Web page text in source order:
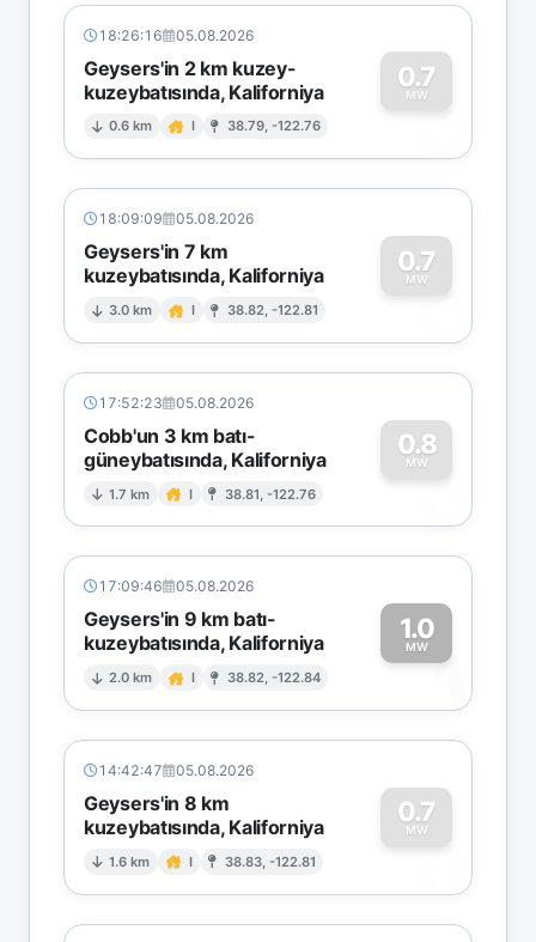
18:26:16 05.08.2026
Geysers'in 2 km kuzey-
kuzeybatısında, Kaliforniya
0.6 km I 38.79, -122.76
0.7
MW
0
18:09:09 05.08.2026
Geysers'in 7 km
kuzeybatısında, Kaliforniya
3.0 km I 38.82, -122.81
0.7
MW
0
17:52:23 05.08.2026
Cobb'un 3 km batı-
güneybatısında, Kaliforniya
1.7 km I 38.81, -122.76
0.8
MW
0
17:09:46 05.08.2026
Geysers'in 9 km batı-
kuzeybatısında, Kaliforniya
2.0 km I 38.82, -122.84
1.0
MW1
14:42:47 05.08.2026
Geysers'in 8 km
kuzeybatısında, Kaliforniya
1.6 km I 38.83, -122.81
0.7
MW
0